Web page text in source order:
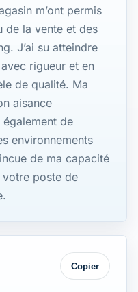
m’ont permis
de la vente et des
J’ai su atteindre
rigueur et en
de qualité. Ma
aisance
de
environnements
de ma capacité
poste de
Copier